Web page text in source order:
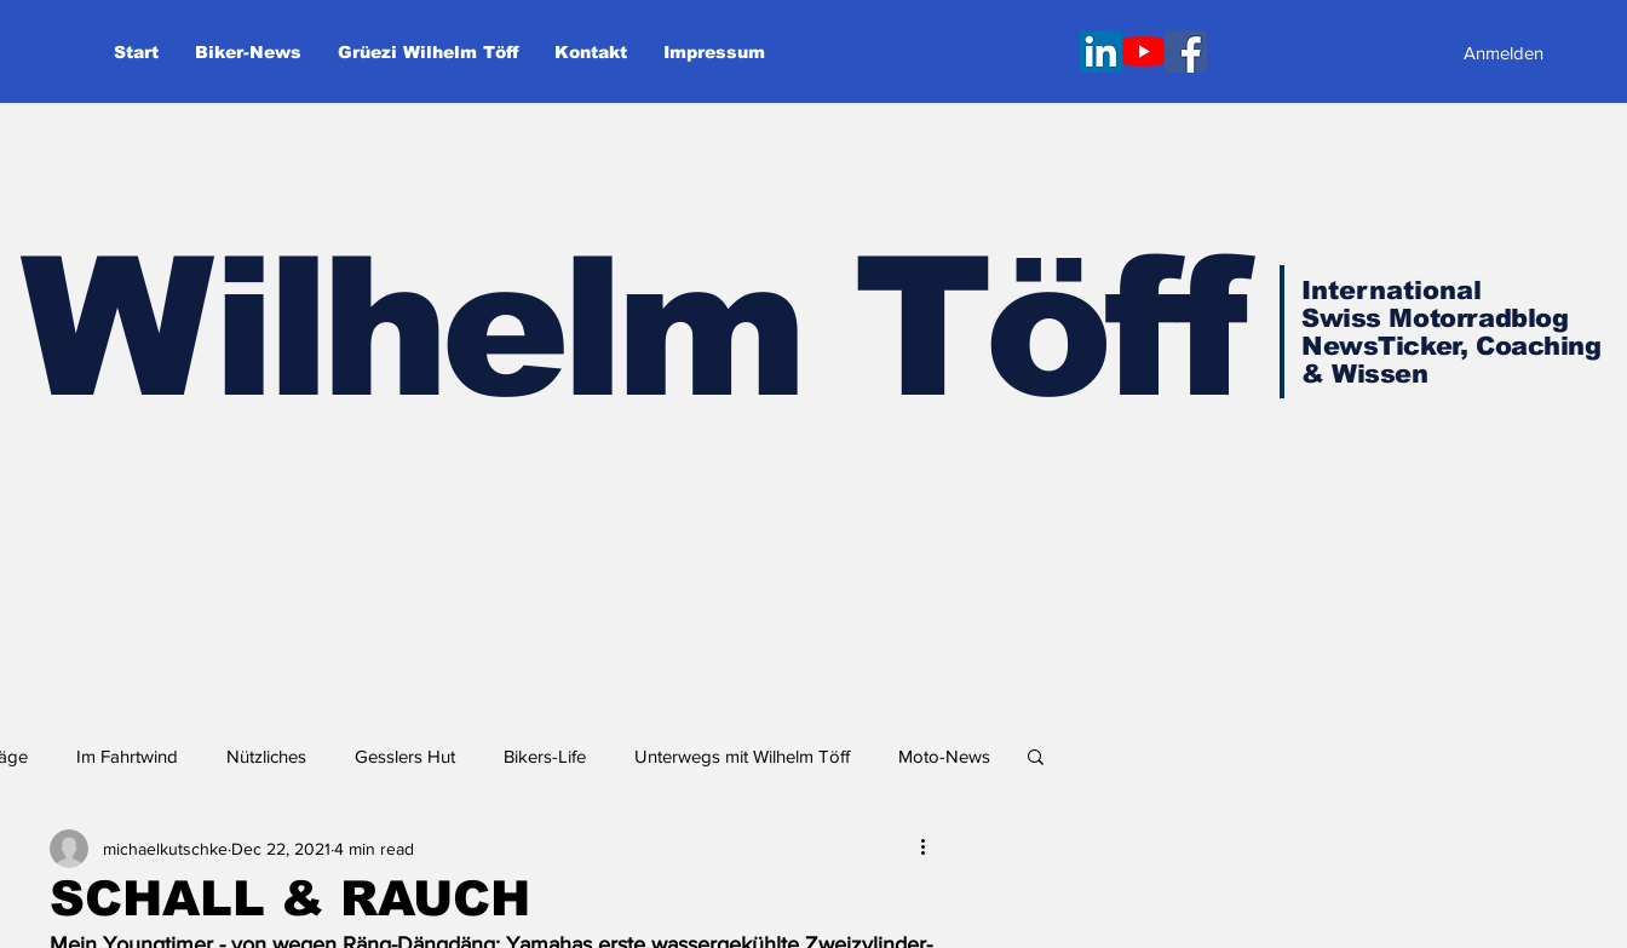
Start Biker-News Grüezi Wilhelm Töff Kontakt Impressum Anmelden
Wilhelm Töff
International
Swiss Motorradblog
NewsTicker, Coaching
& Wissen
Im Fahrtwind Nützliches Gesslers Hut Bikers-Life Unterwegs mit Wilhelm Töff Moto-News
- Lhasa
SCHALL & RAUCH
michaelkutschke Dec 22, 2021 4 min read